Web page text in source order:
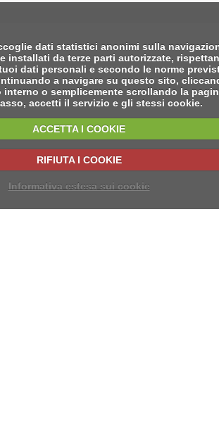
dati statistici anonimi sulla
installati da terze parti autorizzate,
dati personali e secondo le norme
a navigare su questo sito,
o semplicemente scrollando la
accetti il servizio e gli stessi cookie.
ACCETTA I COOKIE
RIFIUTA I COOKIE
Informativa estesa sui cookie